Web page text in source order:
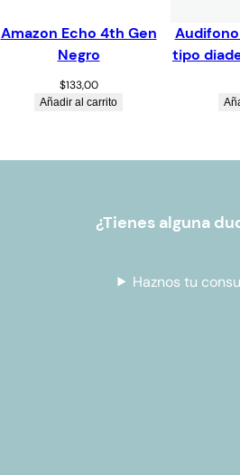
Amazon Echo 4th Gen
Negro
$133,00
Añadir al carrito
tipo
¿Tienes alguna
Haznos tu